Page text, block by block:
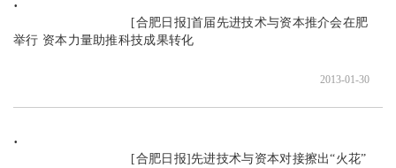
举行 资本力量助推科技成果转化
2013-01-30